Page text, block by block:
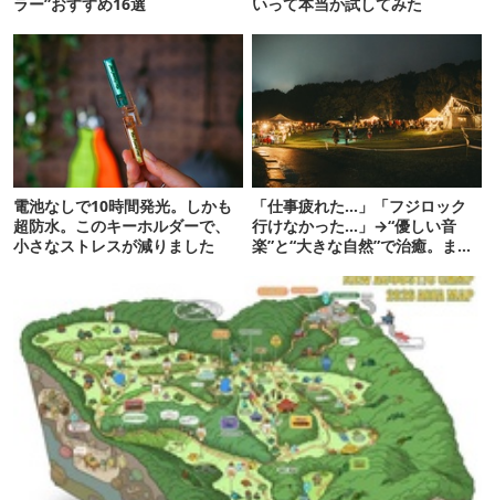
電池なしで10時間発光。しかも
超防水。このキーホルダーで、
小さなストレスが減りました
「仕事疲れた…」「フジロック
行けなかった…」→“優しい音
楽”と“大きな自然”で治癒。まだ